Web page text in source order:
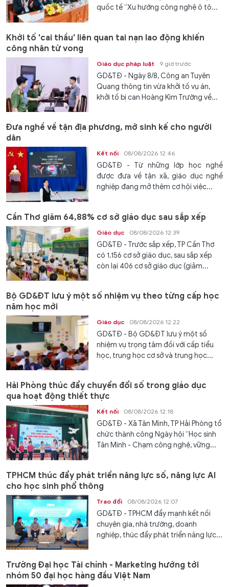
quốc tế “Xu hướng công nghệ ô tô...
Khởi tố 'cai thầu' liên quan tai nạn lao động khiến
công nhân tử vong
Giáo dục pháp luật 9 giờ trước
GD&TĐ - Ngày 8/8, Công an Tuyên
Quang thông tin vừa khởi tố vụ án,
khởi tố bị can Hoàng Kim Trường về...
Đưa nghề về tận địa phương, mở sinh kế cho người
dân
Kết nối 08/08/2026 12:46
GD&TĐ - Từ những lớp học nghề
được đưa về tận xã, giáo dục nghề
nghiệp đang mở thêm cơ hội việc...
Cần Thơ giảm 64,88% cơ sở giáo dục sau sắp xếp
Giáo dục 08/08/2026 12:39
GD&TĐ - Trước sắp xếp, TP Cần Thơ
có 1.156 cơ sở giáo dục, sau sắp xếp
còn lại 406 cơ sở giáo dục (giảm...
Bộ GD&ĐT lưu ý một số nhiệm vụ theo từng cấp học
năm học mới
Giáo dục 08/08/2026 12:22
GD&TĐ - Bộ GD&ĐT lưu ý một số
nhiệm vụ trọng tâm đối với cấp tiểu
học, trung học cơ sở và trung học...
Hải Phòng thúc đẩy chuyển đổi số trong giáo dục
qua hoạt động thiết thực
Kết nối 08/08/2026 12:18
GD&TĐ - Xã Tân Minh, TP Hải Phòng tổ
chức thành công Ngày hội “Học sinh
Tân Minh - Chạm công nghệ, vững...
TPHCM thúc đẩy phát triển năng lực số, năng lực AI
cho học sinh phổ thông
Trao đổi 08/08/2026 12:07
GD&TĐ - TPHCM đẩy mạnh kết nối
chuyên gia, nhà trường, doanh
nghiệp, thúc đẩy phát triển năng lực...
Trường Đại học Tài chính - Marketing hướng tới
nhóm 50 đại học hàng đầu Việt Nam